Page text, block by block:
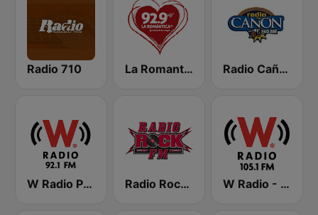
Radio 710 La Romantica 92.9 FM Radio Cañón CDMX
W Radio Puebla Radio Rock FM W Radio - Chilpancingo